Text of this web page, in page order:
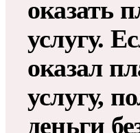
оказать
услугу.
оказал
услугу,
деньги